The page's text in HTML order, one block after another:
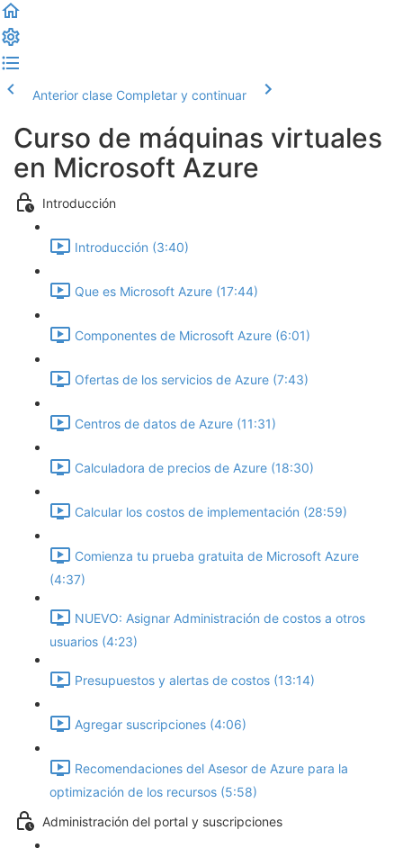
Anterior clase Completar y continuar
Curso de máquinas virtuales
en Microsoft Azure
Introducción
Introducción (3:40)
Que es Microsoft Azure (17:44)
Componentes de Microsoft Azure (6:01)
Ofertas de los servicios de Azure (7:43)
Centros de datos de Azure (11:31)
Calculadora de precios de Azure (18:30)
Calcular los costos de implementación (28:59)
Comienza tu prueba gratuita de Microsoft Azure
(4:37)
NUEVO: Asignar Administración de costos a otros
usuarios (4:23)
Presupuestos y alertas de costos (13:14)
Agregar suscripciones (4:06)
Recomendaciones del Asesor de Azure para la
optimización de los recursos (5:58)
Administración del portal y suscripciones